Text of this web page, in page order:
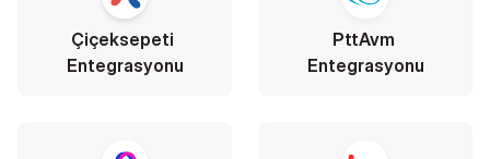
Çiçeksepeti
Entegrasyonu
PttAvm
Entegrasyonu